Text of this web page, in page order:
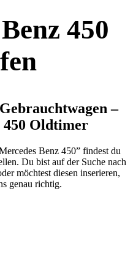
450
–
450 Oldtimer
Benz 450” findest du
Du bist auf der Suche nach
möchtest diesen inserieren,
genau richtig.